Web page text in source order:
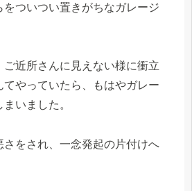
をついつい置きがちなガレージ
ご近所さんに見えない様に衝立
てやっていたら、もはやガレー
いました。
さをされ、一念発起の片付けへ